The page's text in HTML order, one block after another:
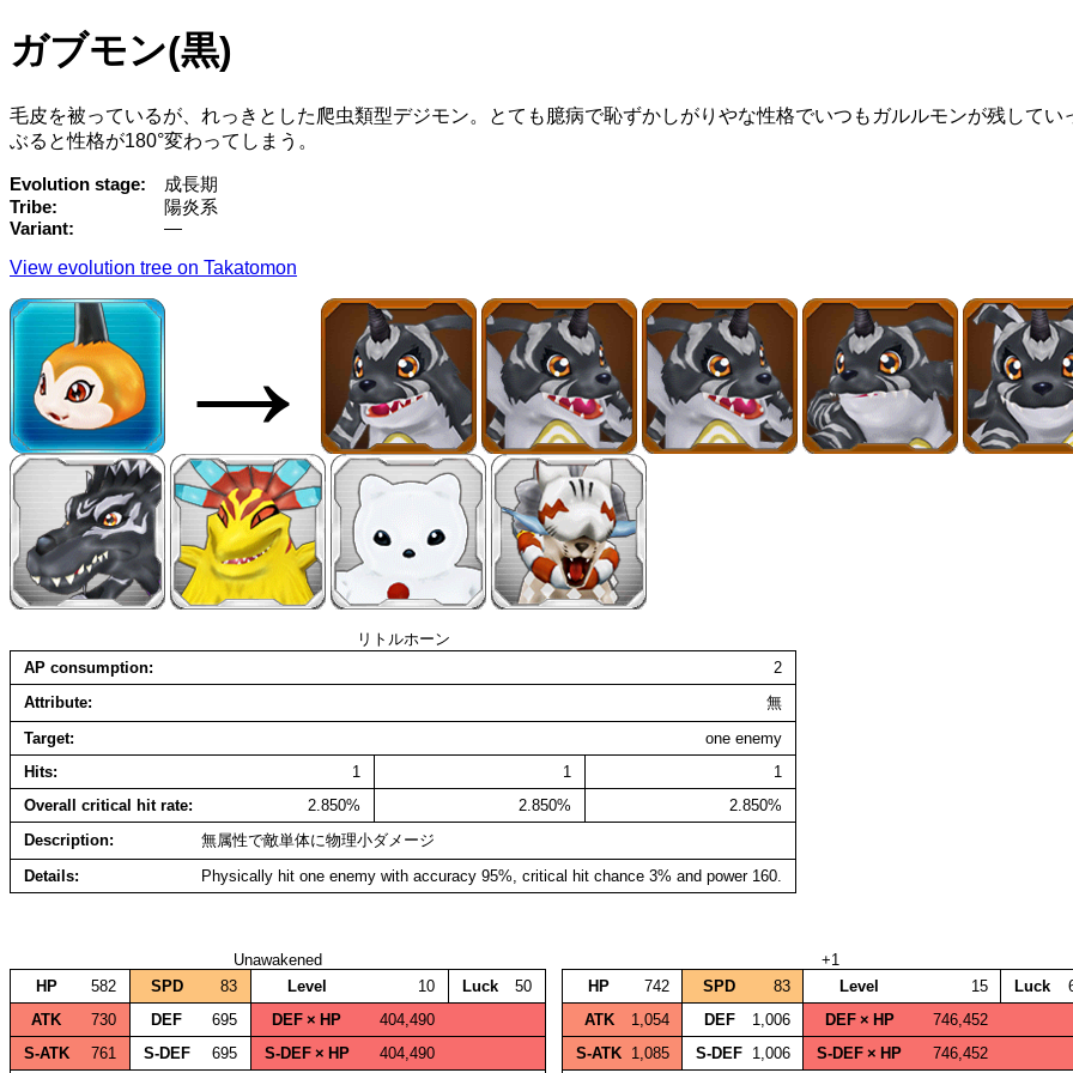
ガブモン(黒)
毛皮を被っているが、れっきとした爬虫類型デジモン。とても臆病で恥ずかしがりやな性格でいつもガルルモンが残して
ぶると性格が180°変わってしまう。
Evolution stage
成長期
Tribe
陽炎系
Variant
—
View evolution tree on Takatomon
→
リトルホーン
AP consumption
2
Attribute
無
Target
one enemy
Hits
1 1
1
Overall critical hit rate
2.850% 2.850%
2.850%
Description
無属性で敵単体に物理小ダメージ
Details
Physically hit one enemy with accuracy 95%, critical hit chance 3% and power 160.
Unawakened
HP
582 SPD 83 Level 10 Luck
50
ATK
730 DEF 695 DEF × HP
404,490
S‑ATK
761 S‑DEF 695 S‑DEF × HP 404,490
+1
HP
742 SPD 83 Level 15 Luck
ATK
1,054 DEF 1,006 DEF × HP
746,452
S‑ATK 1,085 S‑DEF 1,006 S‑DEF × HP 746,452